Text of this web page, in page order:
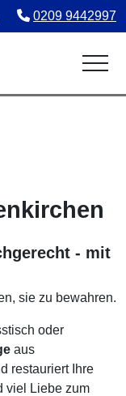
Telefonnummer:
0209 9442997
- mit
sie zu bewahren.
oder
aus
restauriert Ihre
viel Liebe zum